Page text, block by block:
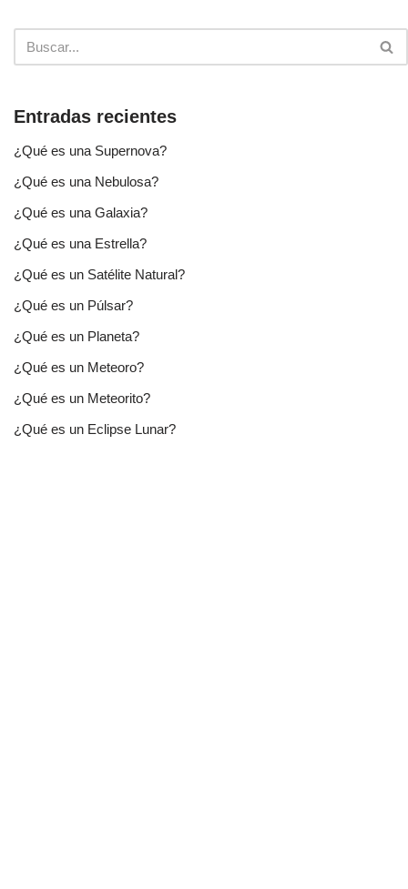
Entradas recientes
¿Qué es una Supernova?
¿Qué es una Nebulosa?
¿Qué es una Galaxia?
¿Qué es una Estrella?
¿Qué es un Satélite Natural?
¿Qué es un Púlsar?
¿Qué es un Planeta?
¿Qué es un Meteoro?
¿Qué es un Meteorito?
¿Qué es un Eclipse Lunar?